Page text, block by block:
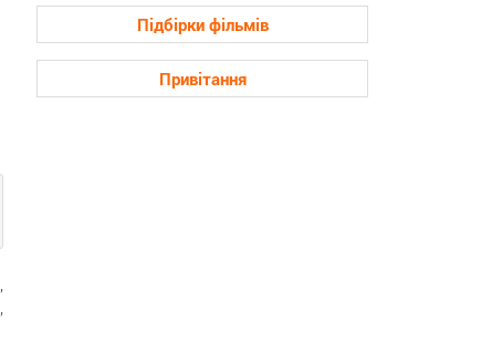
Підбірки фільмів
Привітання